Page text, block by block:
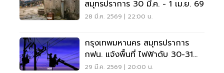
สมุทรปราการ 30 มี.ค. - 1 เม.ย. 69
28 มี.ค. 2569 | 22:00 น.
กรุงเทพมหานคร สมุทรปราการ
กฟน. แจ้งพื้นที่ ไฟฟ้าดับ 30-31
มี.ค. 69
29 มี.ค. 2569 | 20:00 น.